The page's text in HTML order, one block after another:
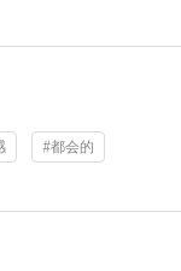
損がございまして
各店舗まで
#都会的